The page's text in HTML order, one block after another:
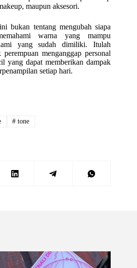
maupun aksesori.
bukan tentang mengubah siapa
warna yang mampu
yang sudah dimiliki. Itulah
menganggap personal
yang dapat memberikan dampak
setiap hari.
# tone